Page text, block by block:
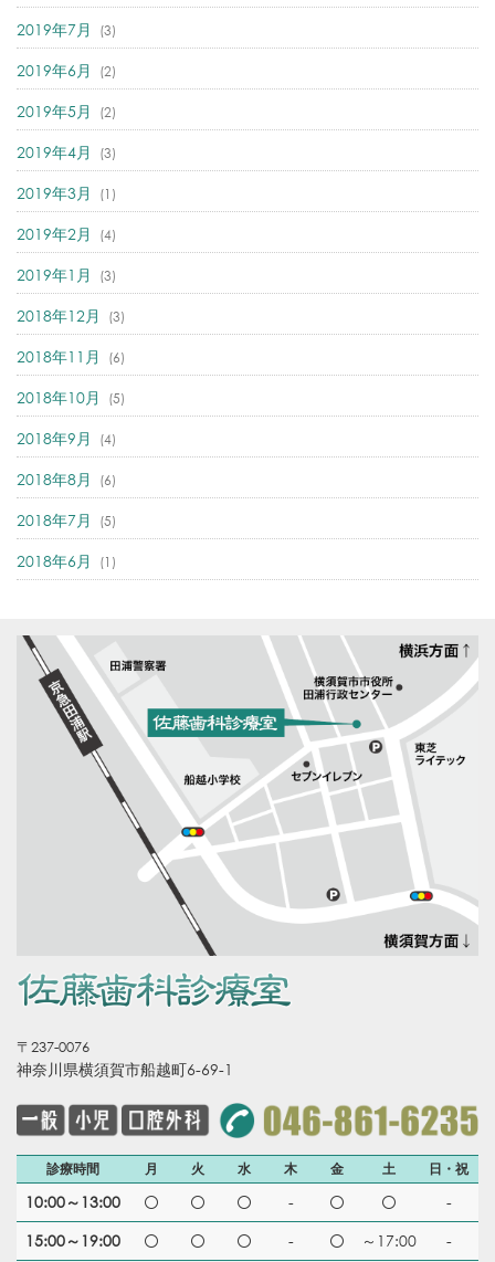
2019年7月 (3)
2019年6月 (2)
2019年5月 (2)
2019年4月 (3)
2019年3月 (1)
2019年2月 (4)
2019年1月 (3)
2018年12月 (3)
2018年11月 (6)
2018年10月 (5)
2018年9月 (4)
2018年8月 (6)
2018年7月 (5)
2018年6月 (1)
〒237-0076
神奈川県横須賀市船越町6-69-1
診療時間 月 火 水 木 金 土 日・祝
10:00～13:00 -
-
15:00～19:00
- ～17:00 -